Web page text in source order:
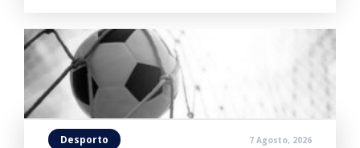
Desporto 7 Agosto, 2026